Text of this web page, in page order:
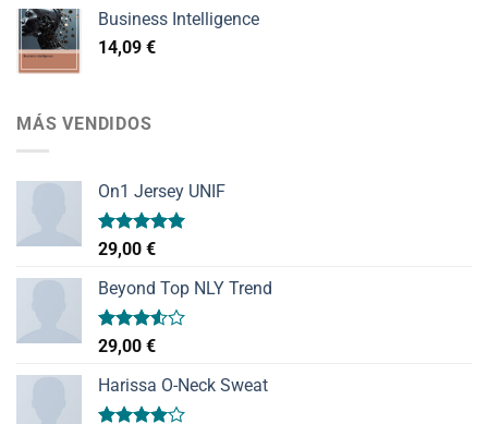
Business Intelligence
14,09 €
MÁS VENDIDOS
On1 Jersey UNIF
Valorado
con
de 5
29,00 €
Beyond Top NLY Trend
Valorado
con
3.50de
5
29,00 €
Harissa O-Neck Sweat